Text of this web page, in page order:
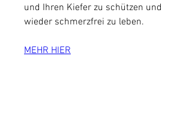
und Ihren Kiefer zu schützen und
wieder schmerzfrei zu leben.
MEHR HIER